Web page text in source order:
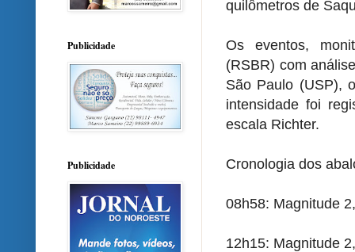
quilômetros de
Os eventos,
(RSBR) com
São Paulo (USP),
intensidade foi
escala Richter.
Cronologia dos
08h58: Magnitude
12h15: Magnitude
Publicidade
Publicidade